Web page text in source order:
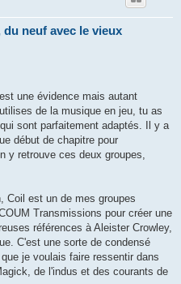
neuf avec le vieux
une évidence mais autant
de la musique en jeu, tu as
sont parfaitement adaptés. Il y a
début de chapitre pour
y retrouve ces deux groupes,
Coil est un de mes groupes
Transmissions pour créer une
références à Aleister Crowley,
C'est une sorte de condensé
je voulais faire ressentir dans
de l'indus et des courants de